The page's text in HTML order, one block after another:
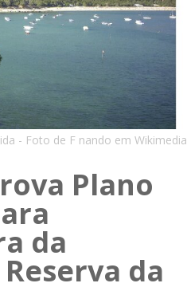
- Foto de F nando em Wikimedia
Plano
da
da